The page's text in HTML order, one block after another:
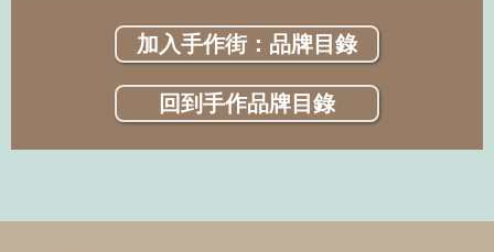
加入手作街：品牌目錄
回到手作品牌目錄